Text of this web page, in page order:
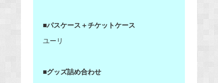
■パスケース＋チケットケース
ユーリ
■グッズ詰め合わせ